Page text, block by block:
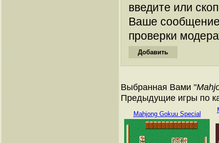
введите или
Ваше
проверки
Выбранная Вами "
Предыдущие игры по
Mahjong Gokuu Special